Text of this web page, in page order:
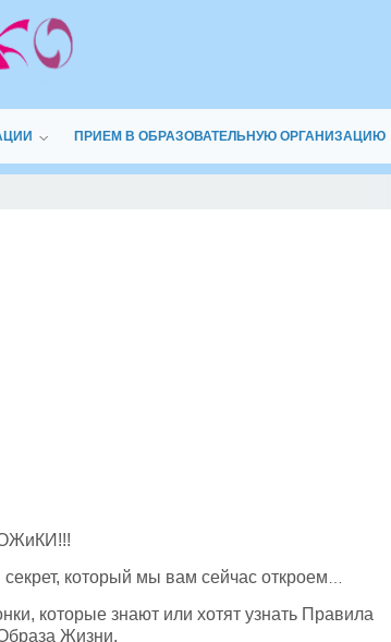
ПРИЕМ В ОБРАЗОВАТЕЛЬНУЮ ОРГАНИЗАЦИЮ
который мы вам сейчас откроем
которые знают или хотят узнать Правила
Жизни.